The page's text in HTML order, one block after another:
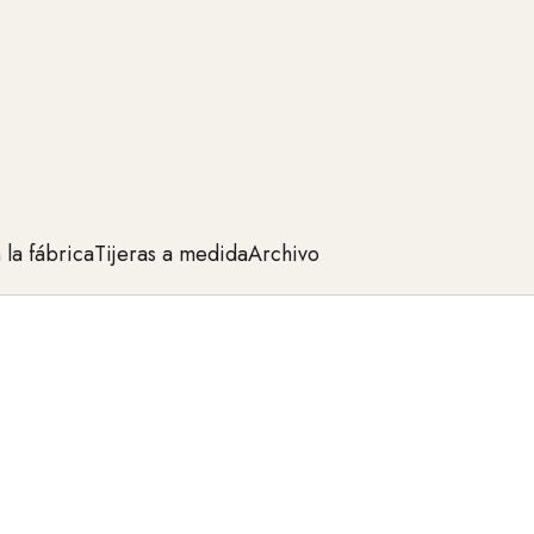
la fábricaTijeras a medidaArchivo
Fabricadas con aceros de la más alta calidad,